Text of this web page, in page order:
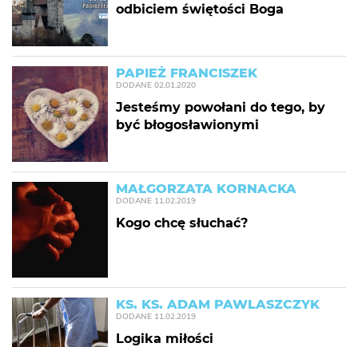
odbiciem świętości Boga
PAPIEŻ FRANCISZEK
DODANE 02.01.2020
Jesteśmy powołani do tego, by
być błogosławionymi
MAŁGORZATA KORNACKA
DODANE 11.02.2019
Kogo chcę słuchać?
KS. KS. ADAM PAWLASZCZYK
DODANE 11.02.2019
Logika miłości